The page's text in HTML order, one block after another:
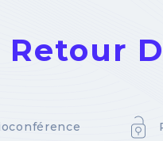
Retour